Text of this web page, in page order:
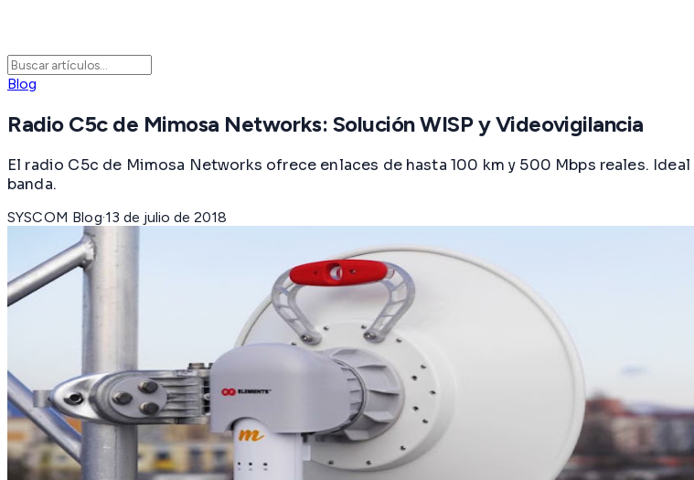
Blog
Radio C5c de Mimosa Networks: Solución WISP y Videovigilancia
El radio C5c de Mimosa Networks ofrece enlaces de hasta 100 km y 500 Mbps reales.
banda.
SYSCOM Blog·13 de julio de 2018